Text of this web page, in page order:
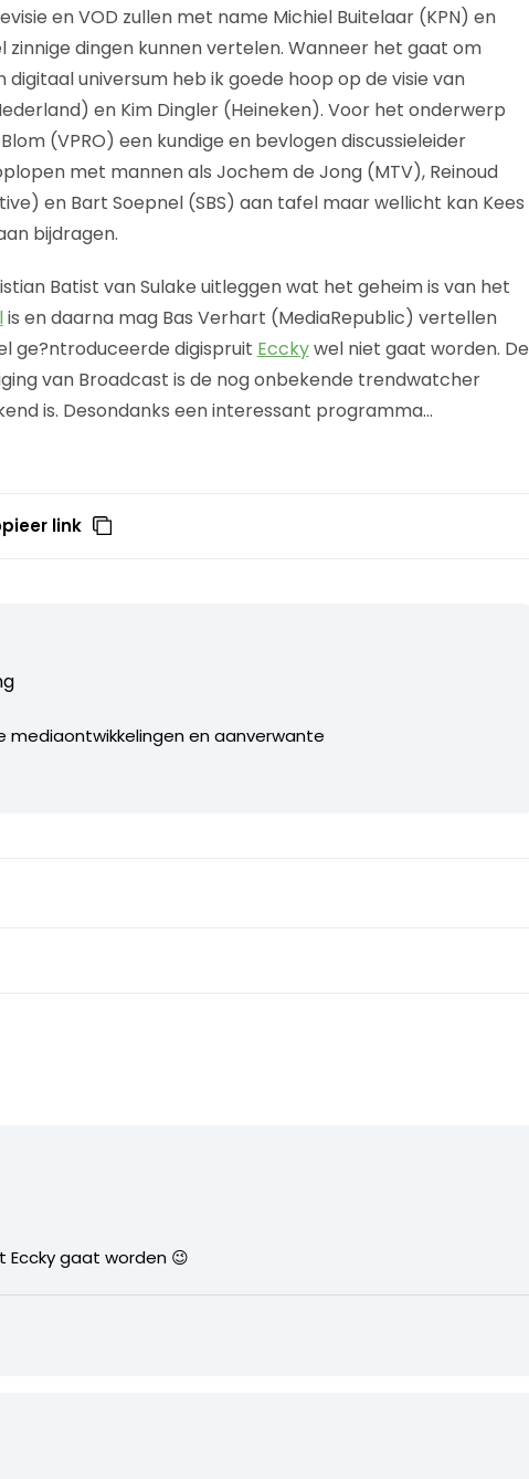
en VOD zullen met name Michiel Buitelaar (KPN) en
zinnige dingen kunnen vertelen. Wanneer het gaat om
universum heb ik goede hoop op de visie van
en Kim Dingler (Heineken). Voor het onderwerp
(VPRO) een kundige en bevlogen discussieleider
met mannen als Jochem de Jong (MTV), Reinoud
en Bart Soepnel (SBS) aan tafel maar wellicht kan Kees
bijdragen.
Batist van Sulake uitleggen wat het geheim is van het
is en daarna mag Bas Verhart (MediaRepublic) vertellen
ge?ntroduceerde digispruit Ecckywel niet gaat worden. De
van Broadcast is de nog onbekende trendwatcher
is. Desondanks een interessant programma…
link
mediaontwikkelingen en aanverwante
Eccky gaat worden 😉